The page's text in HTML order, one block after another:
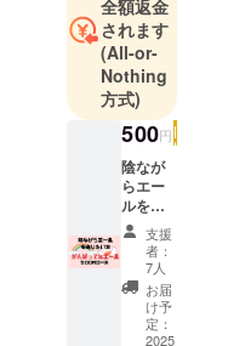
して、個々
のスキル
アップを目
指していま
す。ご利用
者様、ご家
族様に安
心・信頼・
質の良い
サービスを
提供させて
いただく事
全額返金
されます
(All-or-
Nothing
方式)
500円
陰なが
らエー
ルを送
りたい
500円
コース
【お礼
のメッ
セー
ジ】 私
支援
者：
7人
お届
け予
定：
2025